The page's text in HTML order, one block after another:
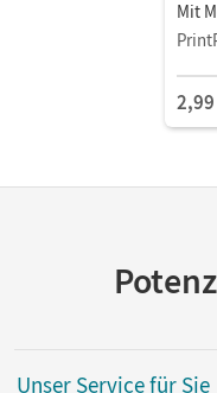
Mit
2,99
Unser Service für Sie